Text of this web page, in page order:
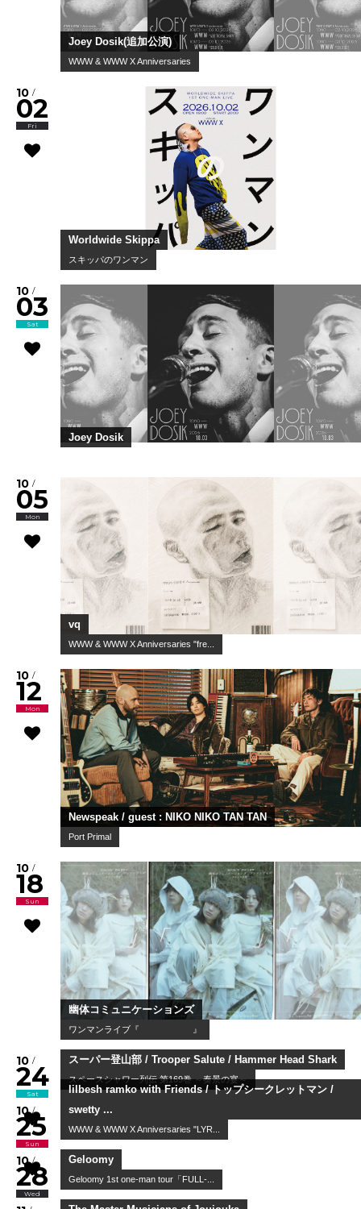
Joey Dosik(追加公演)
WWW & WWW X Anniversaries
10 /
02
Fri
Worldwide Skippa
スキッパのワンマン
10 /
03
Sat
Joey Dosik
10 /
05
Mon
vq
WWW & WWW X Anniversaries "fre...
10 /
12
Mon
Newspeak / guest : NIKO NIKO TAN TAN
Port Primal
10 /
18
Sun
幽体コミュニケーションズ
ワンマンライブ『 』
10 /
24
Sat
スーパー登山部 / Trooper Salute / Hammer Head Shark